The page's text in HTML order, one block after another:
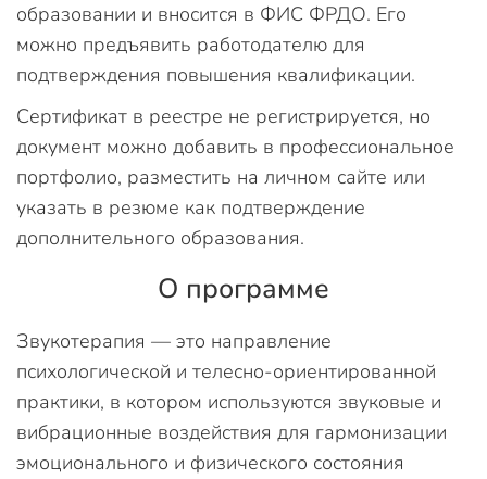
образовании и вносится в ФИС ФРДО. Его
можно предъявить работодателю для
подтверждения повышения квалификации.
Сертификат в реестре не регистрируется, но
документ можно добавить в профессиональное
портфолио, разместить на личном сайте или
указать в резюме как подтверждение
дополнительного образования.
О программе
Звукотерапия — это направление
психологической и телесно-ориентированной
практики, в котором используются звуковые и
вибрационные воздействия для гармонизации
эмоционального и физического состояния